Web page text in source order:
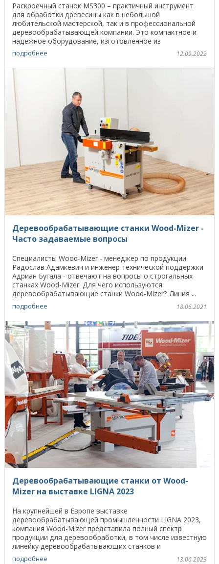
Раскроечный станок MS300 – практичный инструмент
для обработки древесины как в небольшой
любительской мастерской, так и в профессиональной
деревообрабатывающей компании. Это компактное и
надежное оборудование, изготовленное из
качественных ...
подробнее 12.09.2022
Деревообрабатывающие станки Wood-Mizer -
Часто задаваемые вопросы
Специалисты Wood-Mizer - менеджер по продукции
Радослав Адамкевич и инженер технической поддержки
Адриан Бугала - отвечают на вопросы о строгальных
станках Wood-Mizer. Для чего используются
деревообрабатывающие станки Wood-Mizer? Линия ...
подробнее 18.06.2021
Деревообрабатывающие станки от Wood-
Mizer на выставке LIGNA 2023
На крупнейшей в Европе выставке
деревообрабатывающей промышленности LIGNA 2023,
компания Wood-Mizer представила полный спектр
продукции для деревообработки, в том числе известную
линейку деревообрабатывающих станков и
оборудования для производства ...
подробнее 13.06.2023